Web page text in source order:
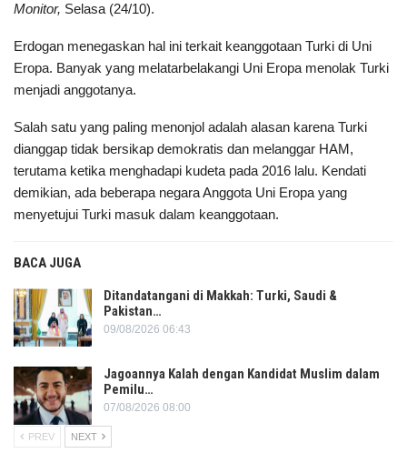
Monitor, Selasa (24/10).
Erdogan menegaskan hal ini terkait keanggotaan Turki di Uni
Eropa. Banyak yang melatarbelakangi Uni Eropa menolak Turki
menjadi anggotanya.
Salah satu yang paling menonjol adalah alasan karena Turki
dianggap tidak bersikap demokratis dan melanggar HAM,
terutama ketika menghadapi kudeta pada 2016 lalu. Kendati
demikian, ada beberapa negara Anggota Uni Eropa yang
menyetujui Turki masuk dalam keanggotaan.
BACA JUGA
Ditandatangani di Makkah: Turki, Saudi &
Pakistan…
09/08/2026 06:43
Jagoannya Kalah dengan Kandidat Muslim dalam
Pemilu…
07/08/2026 08:00
PREV NEXT